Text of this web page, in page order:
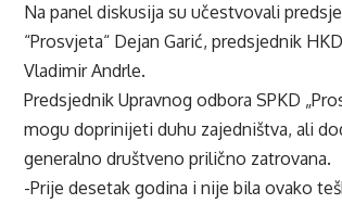
Na panel diskusija su učestvovali
“Prosvjeta“ Dejan Garić, predsjednik
Vladimir Andrle.
Predsjednik Upravnog odbora SPKD
mogu doprinijeti duhu zajedništva, ali
generalno društveno prilično zatrovana.
-Prije desetak godina i nije bila ovako